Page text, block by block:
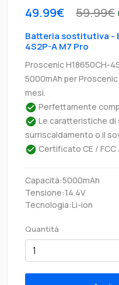
49.99€ 59.99€
Batteria sostitutiva -
4S2P-A M7 Pro
Proscenic H18650CH-
5000mAh per Proscenic
mesi.
Perfettamente
Le caratteristiche di
surriscaldamento o il
Certificato CE / FCC
Capacità:5000mAh
Tensione:14.4V
Tecnologia:Li-ion
Quantità